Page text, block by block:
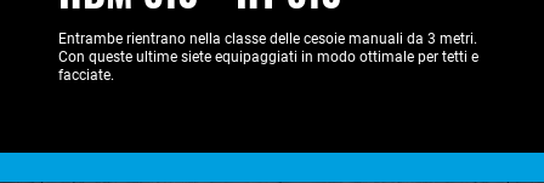
Entrambe rientrano nella classe delle cesoie manuali da 3 metri.
Con queste ultime siete equipaggiati in modo ottimale per tetti e
facciate.